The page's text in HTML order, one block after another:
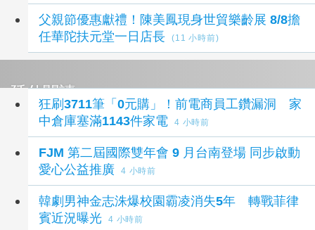
父親節優惠獻禮！陳美鳳現身世貿樂齡展 8/8擔
任華陀扶元堂一日店長
(11 小時前)
延伸閱讀
狂刷3711筆「0元購」！前電商員工鑽漏洞 家
中倉庫塞滿1143件家電
4 小時前
FJM 第二屆國際雙年會 9 月台南登場 同步啟動
愛心公益推廣
4 小時前
韓劇男神金志洙爆校園霸凌消失5年 轉戰菲律
賓近況曝光
4 小時前